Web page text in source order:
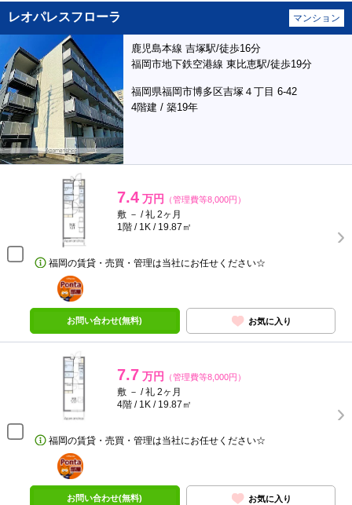
レオパレスフローラ マンション
鹿児島本線 吉塚駅/徒歩16分
福岡市地下鉄空港線 東比恵駅/徒歩19分
福岡県福岡市博多区吉塚４丁目 6-42
4階建 / 築19年
7.4 万円 （管理費等8,000円）
敷 － / 礼 2ヶ月
1階 / 1K / 19.87㎡
福岡の賃貸・売買・管理は当社にお任せください☆
ポンタ
部屋
お問い合わせ(無料) お気に入り
7.7 万円 （管理費等8,000円）
敷 － / 礼 2ヶ月
4階 / 1K / 19.87㎡
福岡の賃貸・売買・管理は当社にお任せください☆
ポンタ
部屋
お問い合わせ(無料) お気に入り